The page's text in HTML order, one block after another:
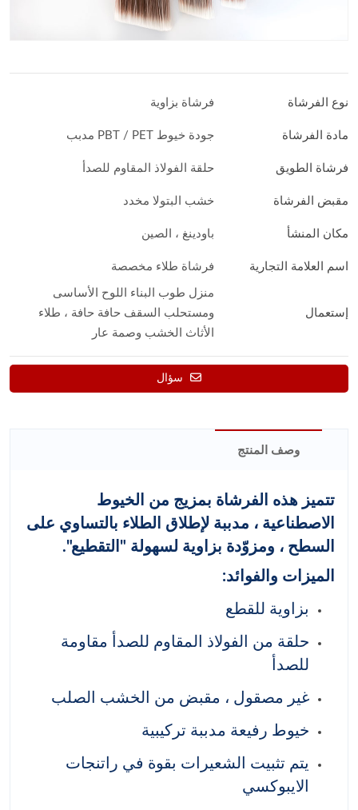
نوع الفرشاة فرشاة بزاوية
مادة الفرشاة جودة خيوط PBT / PET مدبب
فرشاة الطويق حلقة الفولاذ المقاوم للصدأ
مقبض الفرشاة خشب البتولا مخدد
مكان المنشأ باودينغ ، الصين
اسم العلامة التجارية فرشاة طلاء مخصصة
إستعمال
منزل طوب البناء اللوح الأساسى
ومستحلب السقف حافة حافة ، طلاء
الأثاث الخشب وصمة عار
سؤال
وصف المنتج
تتميز هذه الفرشاة بمزيج من الخيوط
الاصطناعية ، مدببة لإطلاق الطلاء بالتساوي على
السطح ، ومزوّدة بزاوية لسهولة "التقطيع".
الميزات والفوائد:
بزاوية للقطع
حلقة من الفولاذ المقاوم للصدأ مقاومة
للصدأ
غير مصقول ، مقبض من الخشب الصلب
خيوط رفيعة مدببة تركيبية
يتم تثبيت الشعيرات بقوة في راتنجات
الايبوكسي